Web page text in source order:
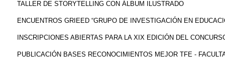
TALLER DE STORYTELLING CON ÁLBUM ILUSTRADO
ENCUENTROS GRIEED “GRUPO DE INVESTIGACIÓN EN
INSCRIPCIONES ABIERTAS PARA LA XIX EDICIÓN DEL
PUBLICACIÓN BASES RECONOCIMIENTOS MEJOR TFE -